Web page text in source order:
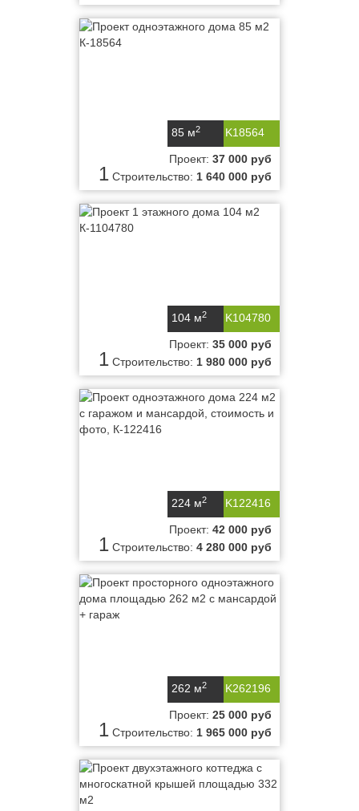
K18564
85 м2
1
Проект: 37 000 руб
Строительство: 1 640 000 руб
K104780
104 м2
1
Проект: 35 000 руб
Строительство: 1 980 000 руб
K122416
224 м2
1
Проект: 42 000 руб
Строительство: 4 280 000 руб
K262196
262 м2
1
Проект: 25 000 руб
Строительство: 1 965 000 руб